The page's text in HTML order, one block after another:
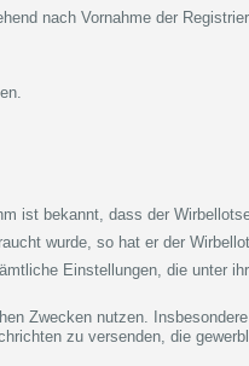
nach Vornahme der
ist bekannt, dass der
wurde, so hat er der
Einstellungen, die unter
Zwecken nutzen.
zu versenden, die